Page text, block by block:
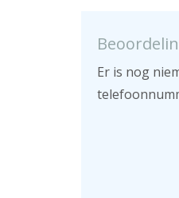
Er is nog